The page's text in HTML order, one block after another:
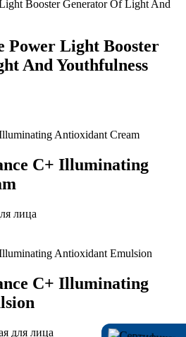
Power Light Booster
And Youthfulness
C+ Illuminating
лица
C+ Illuminating
для лица